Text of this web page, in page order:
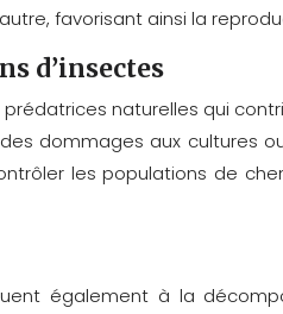
favorisant ainsi la
d’insectes
naturelles qui
dommages aux cultures
les populations de
également à la